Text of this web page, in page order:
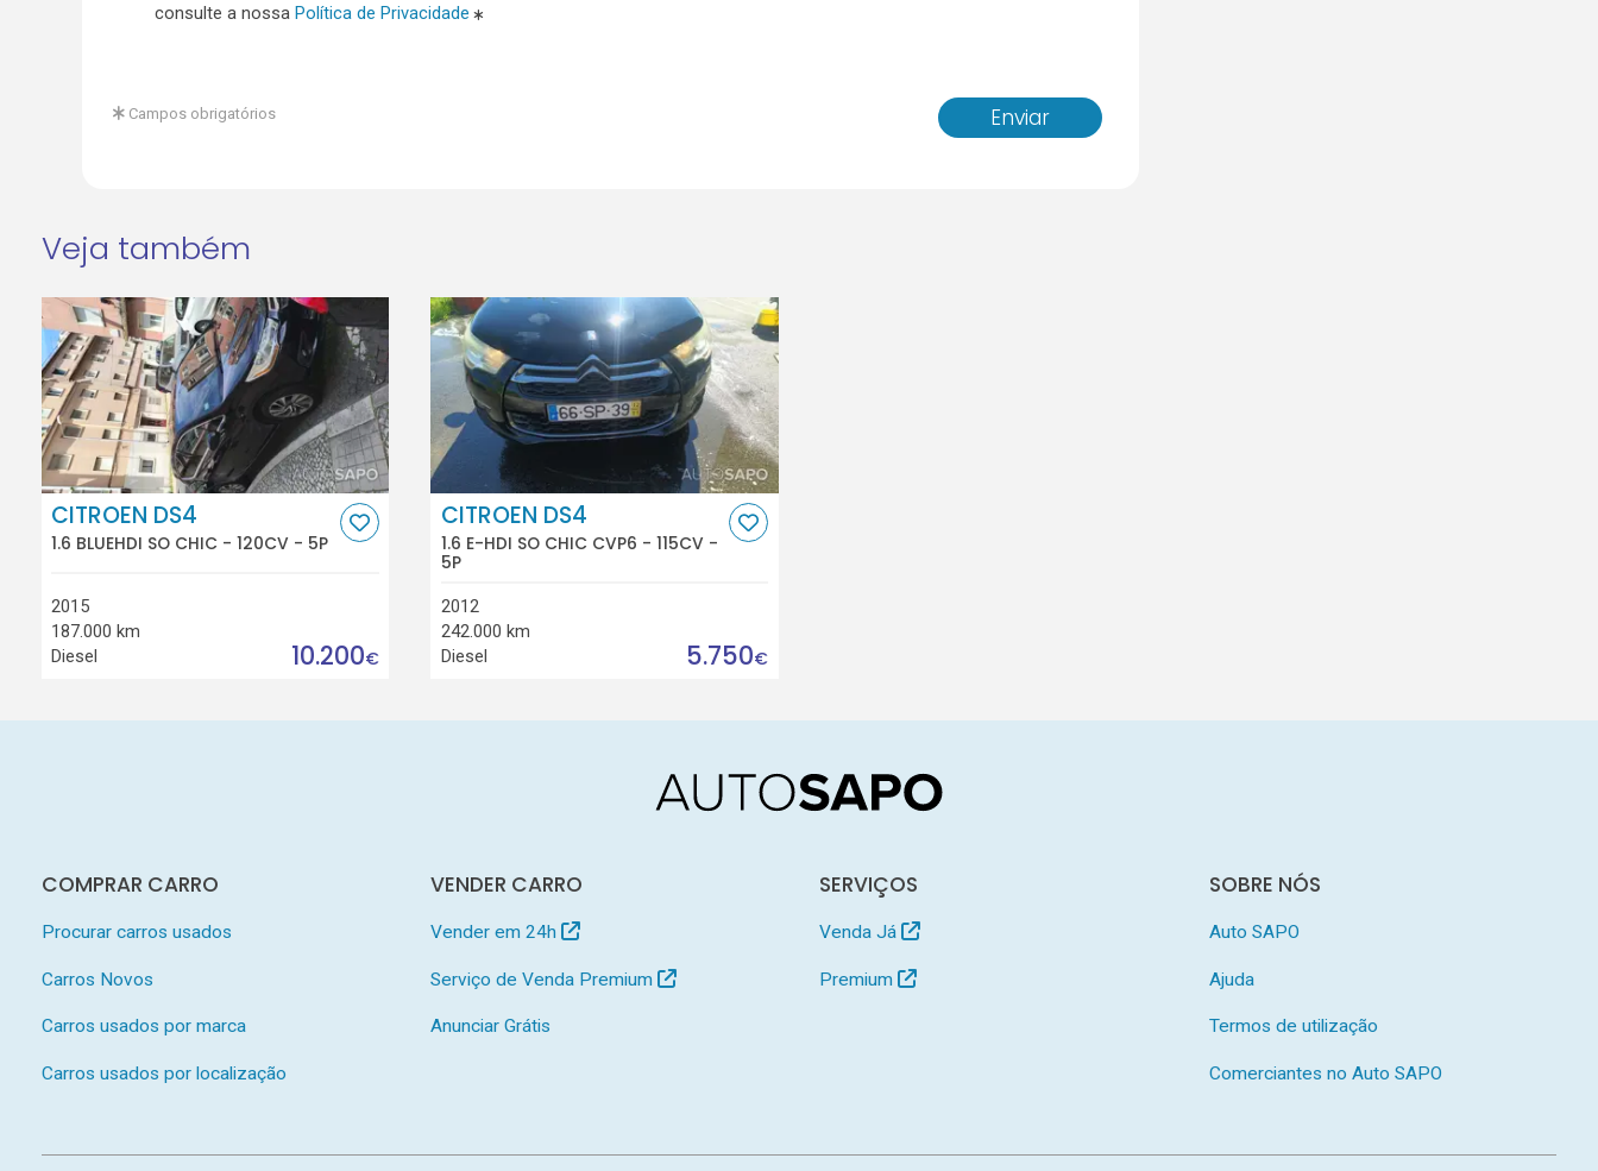
consulte a nossa Política de Privacidade
Enviar
Campos obrigatórios
Veja também
CITROEN DS4
1.6 BLUEHDI SO CHIC - 120CV - 5P
2015
187.000 km
Diesel
10.200€
CITROEN DS4
1.6 E-HDI SO CHIC CVP6 - 115CV -
5P
2012
242.000 km
Diesel
5.750€
COMPRAR CARRO
Procurar carros usados
Carros Novos
Carros usados por marca
Carros usados por localização
VENDER CARRO
Vender em 24h
Serviço de Venda Premium
Anunciar Grátis
SERVIÇOS
Venda Já
Premium
SOBRE NÓS
Auto SAPO
Ajuda
Termos de utilização
Comerciantes no Auto SAPO